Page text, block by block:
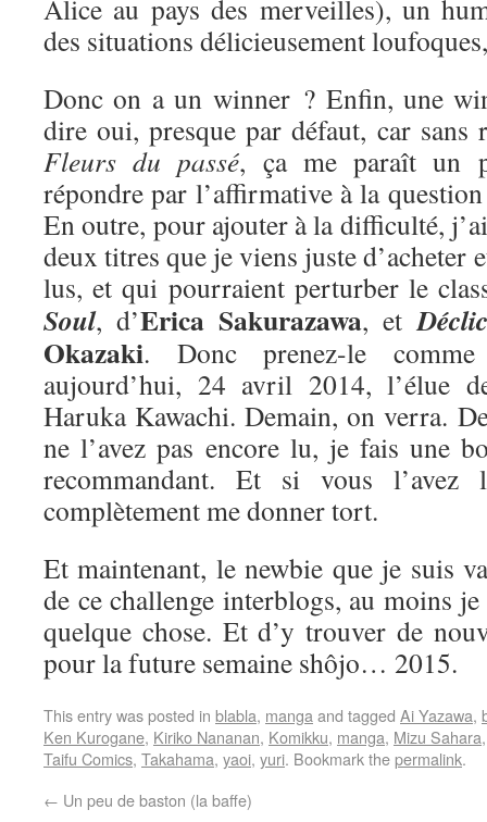
Alice au pays des merveilles), un
des situations délicieusement
Donc on a un winner ? Enfin, une
dire oui, presque par défaut, car sans
Fleurs du passé, ça me paraît un
répondre par l’affirmative à la
En outre, pour ajouter à la difficulté,
deux titres que je viens juste d’acheter
lus, et qui pourraient perturber le
Soul, d’Erica Sakurazawa, et
Okazaki. Donc prenez-le
aujourd’hui, 24 avril 2014, l’élue
Haruka Kawachi. Demain, on verra.
ne l’avez pas encore lu, je fais une
recommandant. Et si vous l’avez
complètement me donner tort.
Et maintenant, le newbie que je suis
de ce challenge interblogs, au moins
quelque chose. Et d’y trouver de
pour la future semaine shôjo… 2015.
This entry was posted in blabla, mangaand tagged Ai Yazawa,
Ken Kurogane, Kiriko Nananan, Komikku, manga, Mizu Sahara
Taifu Comics, Takahama, yaoi, yuri. Bookmark thepermalink.
← Un peu de baston (la baffe)